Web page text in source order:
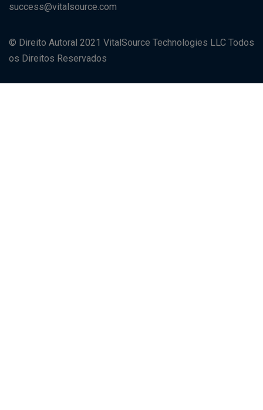
success@vitalsource.com
© Direito Autoral 2021 VitalSource Technologies LLC Todos
os Direitos Reservados